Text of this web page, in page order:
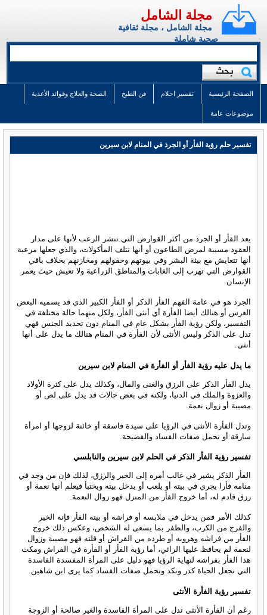
مجلة الشامل
مجلة الشامل ، مجلة ثقافية
صحية شاملة
الصفحة الرئيسية تفسير احلام فن الطبخ الصحة والعلاج وفوائد الأغذية
موضوعات عامة
تفسير حلم رؤية الفأر أو الجرذ في المنام لابن سيرين
يعد الفأر أو الجرذ من أكثر القوارض التي تنشر الرعب لأنها على مدار
العقود مسببة لمرض الطاعون أو أنها تتلف المأكولات، والذي جعلها مرعبة
أنها تتعايش مع بيئة البشر وفي بيوتهم وحقولهم ومخازنهم بخلاف باقي
القوارض التي تهرب إلى الغابات والمناطق الزراعية ولا تعيش حيث يعمر
الإنسان.
الجرذ هو في عامة الفهم الفأر الذكر أو الفأر الكبير الذي قد يسميه البعض
العرس أو هنالك أيضا الفأرة أي أنثى الفأر، ولكل منهما حالة مختلفة في
التفسير، ولكن رؤية الفأر بشكل عام في المنام دون تحديد الجنس فهي
تدل على الذكر وليس الأنثى لأن الفأرة في المنام هنالك ما يدل على أنها
أنثى.
ما يدل عليه رؤية الفأر أو الفأرة في المنام لابن سيرين
يدل الفأر الذكر على الرزق والغنى والمال، وكذلك يدل على كثرة الأولاد
والعزوة والملك في الدنيا، ولكنه في بعض حالات قد يدل على لص أو
مصيبة أو زوال نعمة.
وتدل الفأرة الأنثى في الرؤيا على سيدة فاسقة أو خائنة لزوجها أو امرأة
سارقة أو تحمل صفات الفساد والفضيحة.
تفسير رؤية الفأر الذكر في الحلم لابن سيرين والنابلسي
الفأر الذكر يشير في غالب أمره إلى الخير والرزق، لذلك فإن من وجد في
منامه فأرا يجري في بيته أو يلعب أو يدخل بيته ويختبأ فيعلم أنها نعمة أو
رزق قادم له، أما خروج الفأر من المنزل فهو زوال النعمة.
كذلك الأمر فمن يدخل في ملابسه أو فراشه أو بيته الفأر فإنه الخير
والفرج من الكرب، والظفر بما يسعى له الشخص، وعكس ذلك خروج
الفأر من فراشه وهروبه أو طرده من الفراش أو قلته فهو مصيبة وزوال
لنعمة لم يحافظ عليها الرائي، أما رؤية الفأر أو الفأرة في الفراش ومكث
هذا الفأر بفراشه لنهاية الرؤيا فهو دليل على المرأة المفسدة الفاسدة
التي تجعل الحياة كدر ونكد وتحمل صفات الفساد كما يرى ابن شاهين.
تفسير رؤية الفأرة الأنثى
رغم أن الفأرة الأنثى تدل على المرأة الفاسدة والغير صالحة أو الزوجة